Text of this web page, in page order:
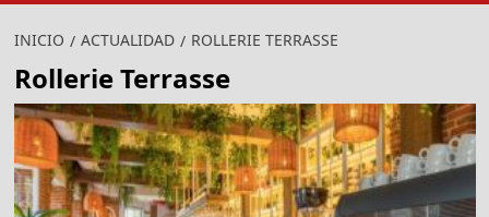
INICIO ACTUALIDAD ROLLERIE TERRASSE
Rollerie Terrasse